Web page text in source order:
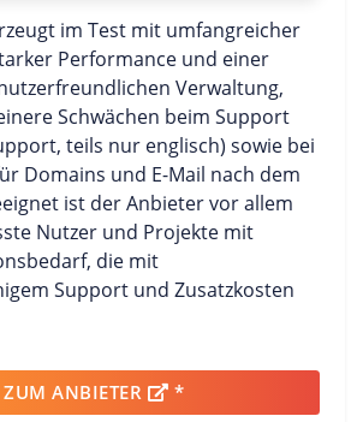
im Test mit umfangreicher
Performance und einer
Verwaltung,
Schwächen beim Support
teils nur englisch) sowie bei
Domains und E-Mail nach dem
ist der Anbieter vor allem
Nutzer und Projekte mit
die mit
Support und Zusatzkosten
ZUM ANBIETER *